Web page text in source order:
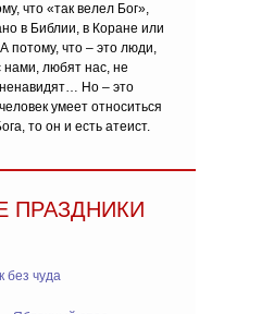
что «так велел Бог»,
в Библии, в Коране или
потому, что – это люди,
нами, любят нас, не
Но – это
умеет относиться
то он и есть атеист.
ПРАЗДНИКИ
без чуда